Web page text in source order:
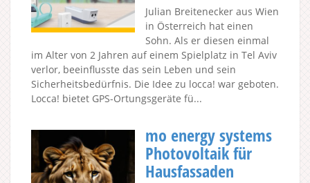
Julian Breitenecker aus Wien
in Österreich hat einen
Sohn. Als er diesen einmal
im Alter von 2 Jahren auf einem Spielplatz in Tel Aviv
verlor, beeinflusste das sein Leben und sein
Sicherheitsbedürfnis. Die Idee zu locca! war geboten.
Locca! bietet GPS-Ortungsgeräte fü...
mo energy systems
Photovoltaik für
Hausfassaden